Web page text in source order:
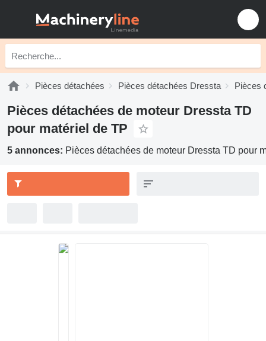
Pièces détachées Pièces détachées Dressta Pièces
Pièces détachées de moteur Dressta TD
pour matériel de TP
5 annonces: Pièces détachées de moteur Dressta TD pour